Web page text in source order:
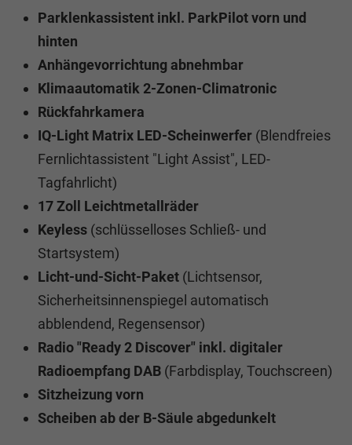
Parklenkassistent inkl. ParkPilot vorn und
hinten
Anhängevorrichtung abnehmbar
Klimaautomatik 2-Zonen-Climatronic
Rückfahrkamera
IQ-Light Matrix LED-Scheinwerfer (Blendfreies
Fernlichtassistent "Light Assist", LED-
Tagfahrlicht)
17 Zoll Leichtmetallräder
Keyless (schlüsselloses Schließ- und
Startsystem)
Licht-und-Sicht-Paket (Lichtsensor,
Sicherheitsinnenspiegel automatisch
abblendend, Regensensor)
Radio "Ready 2 Discover" inkl. digitaler
Radioempfang DAB (Farbdisplay, Touchscreen)
Sitzheizung vorn
Scheiben ab der B-Säule abgedunkelt